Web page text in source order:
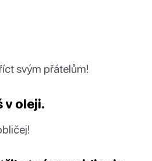
svým přátelům!
v oleji.